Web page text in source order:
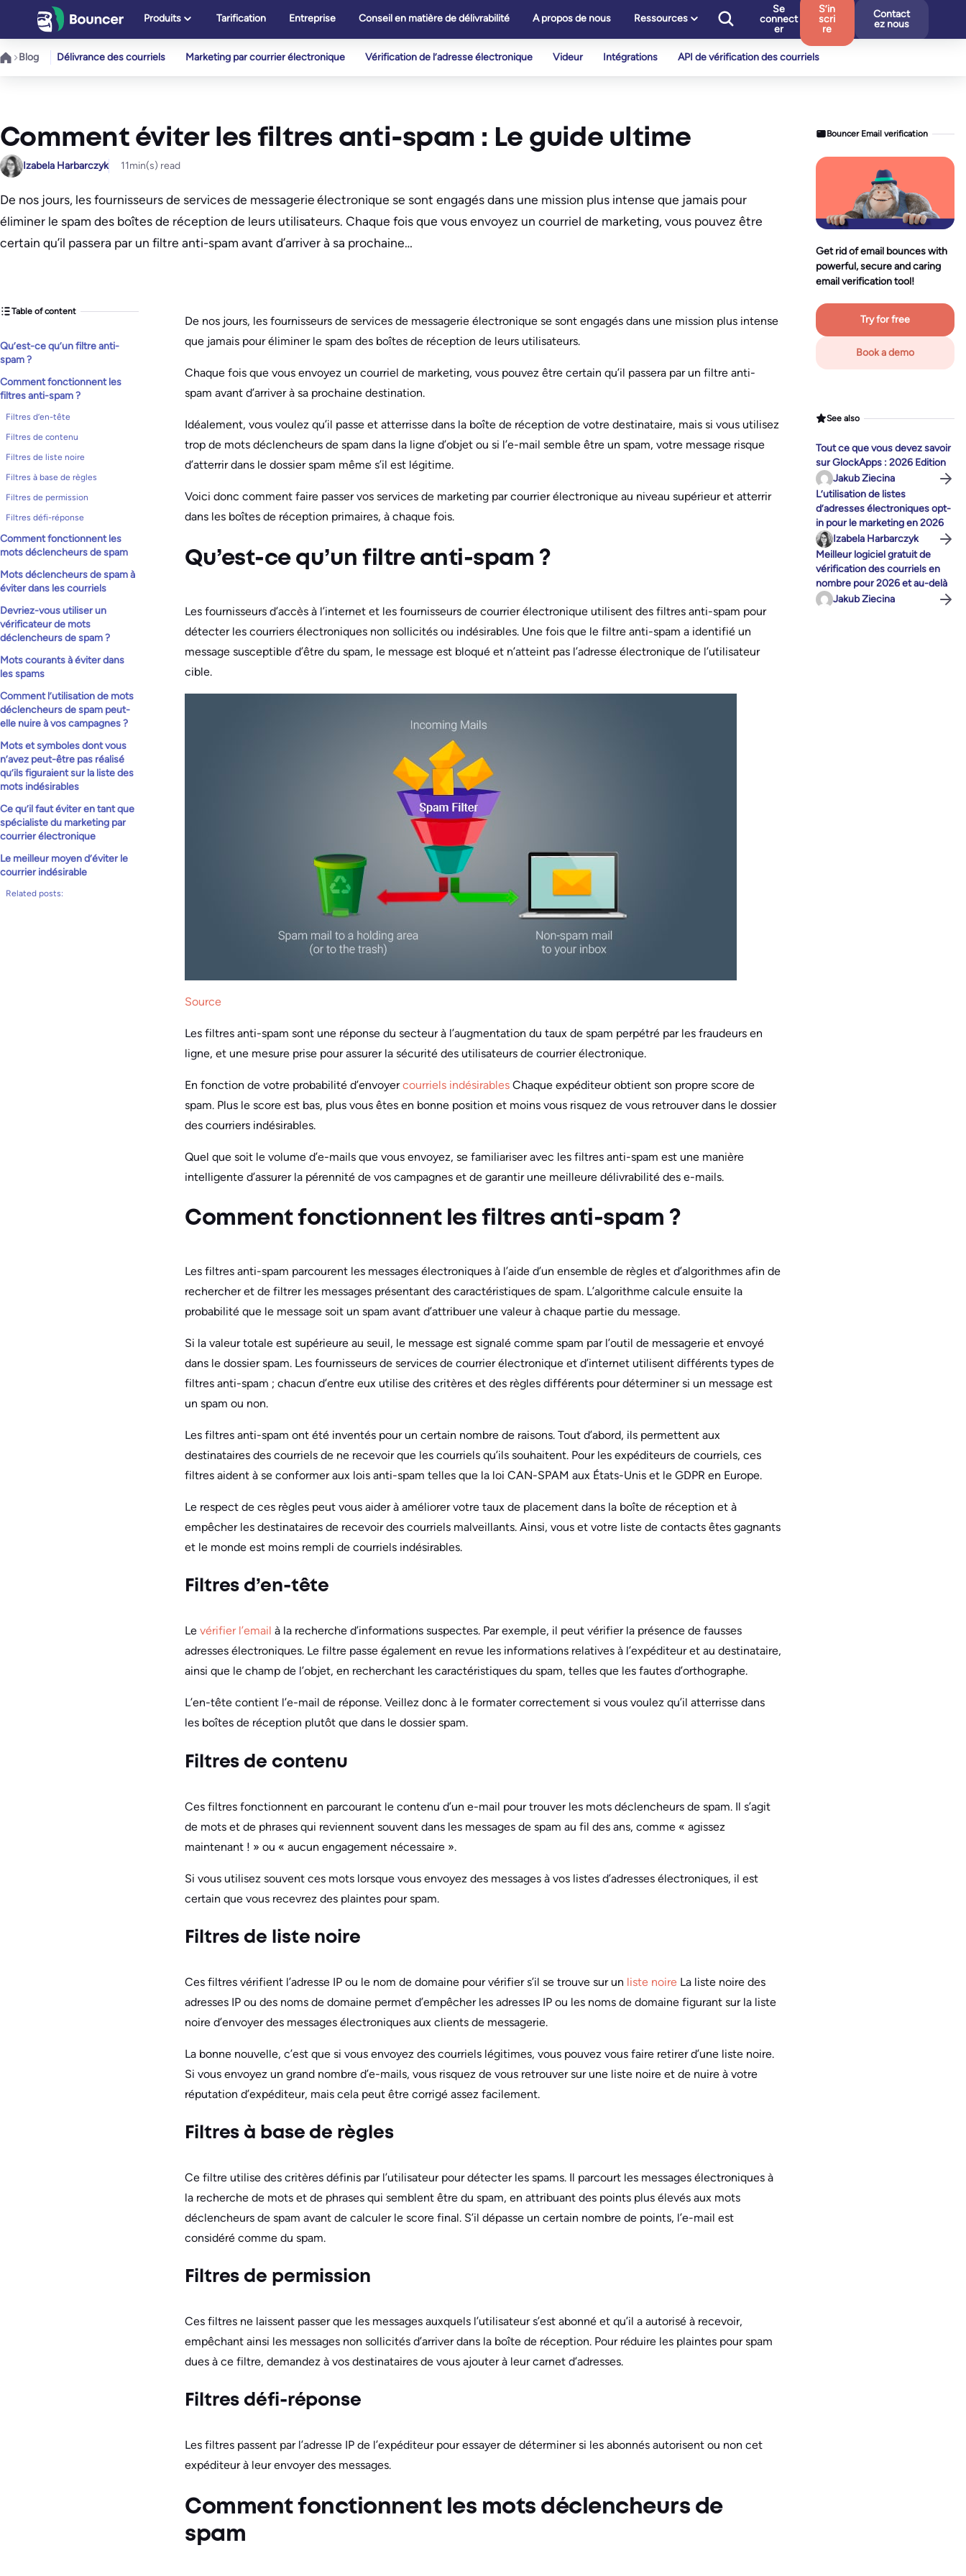
contenu
Produits Tarification Entreprise Conseil en matière de délivrabilité A propos de nous Ressources
Se
connect
er
S’in
scri
re
Contact
ez nous
Blog Délivrance des courriels Marketing par courrier électronique Vérification de l’adresse électronique Videur Intégrations API de vérification des courriels
Comment éviter les filtres anti-spam : Le guide ultime
Izabela Harbarczyk 11min(s) read
De nos jours, les fournisseurs de services de messagerie électronique se sont engagés dans une mission plus intense que jamais pour
éliminer le spam des boîtes de réception de leurs utilisateurs. Chaque fois que vous envoyez un courriel de marketing, vous pouvez être
certain qu’il passera par un filtre anti-spam avant d’arriver à sa prochaine…
Table of content
Qu’est-ce qu’un filtre anti-
spam ?
Comment fonctionnent les
filtres anti-spam ?
Filtres d’en-tête
Filtres de contenu
Filtres de liste noire
Filtres à base de règles
Filtres de permission
Filtres défi-réponse
Comment fonctionnent les
mots déclencheurs de spam
Mots déclencheurs de spam à
éviter dans les courriels
Devriez-vous utiliser un
vérificateur de mots
déclencheurs de spam ?
Mots courants à éviter dans
les spams
Comment l’utilisation de mots
déclencheurs de spam peut-
elle nuire à vos campagnes ?
Mots et symboles dont vous
n’avez peut-être pas réalisé
qu’ils figuraient sur la liste des
mots indésirables
Ce qu’il faut éviter en tant que
spécialiste du marketing par
courrier électronique
Le meilleur moyen d’éviter le
courrier indésirable
Related posts:
De nos jours, les fournisseurs de services de messagerie électronique se sont engagés dans une mission plus intense
que jamais pour éliminer le spam des boîtes de réception de leurs utilisateurs.
Chaque fois que vous envoyez un courriel de marketing, vous pouvez être certain qu’il passera par un filtre anti-
spam avant d’arriver à sa prochaine destination.
Idéalement, vous voulez qu’il passe et atterrisse dans la boîte de réception de votre destinataire, mais si vous utilisez
trop de mots déclencheurs de spam dans la ligne d’objet ou si l’e-mail semble être un spam, votre message risque
d’atterrir dans le dossier spam même s’il est légitime.
Voici donc comment faire passer vos services de marketing par courrier électronique au niveau supérieur et atterrir
dans les boîtes de réception primaires, à chaque fois.
Qu’est-ce qu’un filtre anti-spam ?
Les fournisseurs d’accès à l’internet et les fournisseurs de courrier électronique utilisent des filtres anti-spam pour
détecter les courriers électroniques non sollicités ou indésirables. Une fois que le filtre anti-spam a identifié un
message susceptible d’être du spam, le message est bloqué et n’atteint pas l’adresse électronique de l’utilisateur
cible.
Source
Les filtres anti-spam sont une réponse du secteur à l’augmentation du taux de spam perpétré par les fraudeurs en
ligne, et une mesure prise pour assurer la sécurité des utilisateurs de courrier électronique.
En fonction de votre probabilité d’envoyercourriels indésirables Chaque expéditeur obtient son propre score de
spam. Plus le score est bas, plus vous êtes en bonne position et moins vous risquez de vous retrouver dans le dossier
des courriers indésirables.
Quel que soit le volume d’e-mails que vous envoyez, se familiariser avec les filtres anti-spam est une manière
intelligente d’assurer la pérennité de vos campagnes et de garantir une meilleure délivrabilité des e-mails.
Comment fonctionnent les filtres anti-spam ?
Les filtres anti-spam parcourent les messages électroniques à l’aide d’un ensemble de règles et d’algorithmes afin de
rechercher et de filtrer les messages présentant des caractéristiques de spam. L’algorithme calcule ensuite la
probabilité que le message soit un spam avant d’attribuer une valeur à chaque partie du message.
Si la valeur totale est supérieure au seuil, le message est signalé comme spam par l’outil de messagerie et envoyé
dans le dossier spam. Les fournisseurs de services de courrier électronique et d’internet utilisent différents types de
filtres anti-spam ; chacun d’entre eux utilise des critères et des règles différents pour déterminer si un message est
un spam ou non.
Les filtres anti-spam ont été inventés pour un certain nombre de raisons. Tout d’abord, ils permettent aux
destinataires des courriels de ne recevoir que les courriels qu’ils souhaitent. Pour les expéditeurs de courriels, ces
filtres aident à se conformer aux lois anti-spam telles que la loi CAN-SPAM aux États-Unis et le GDPR en Europe.
Le respect de ces règles peut vous aider à améliorer votre taux de placement dans la boîte de réception et à
empêcher les destinataires de recevoir des courriels malveillants. Ainsi, vous et votre liste de contacts êtes gagnants
et le monde est moins rempli de courriels indésirables.
Filtres d’en-tête
Le vérifier l’email à la recherche d’informations suspectes. Par exemple, il peut vérifier la présence de fausses
adresses électroniques. Le filtre passe également en revue les informations relatives à l’expéditeur et au destinataire,
ainsi que le champ de l’objet, en recherchant les caractéristiques du spam, telles que les fautes d’orthographe.
L’en-tête contient l’e-mail de réponse. Veillez donc à le formater correctement si vous voulez qu’il atterrisse dans
les boîtes de réception plutôt que dans le dossier spam.
Filtres de contenu
Ces filtres fonctionnent en parcourant le contenu d’un e-mail pour trouver les mots déclencheurs de spam. Il s’agit
de mots et de phrases qui reviennent souvent dans les messages de spam au fil des ans, comme « agissez
maintenant ! » ou « aucun engagement nécessaire ».
Si vous utilisez souvent ces mots lorsque vous envoyez des messages à vos listes d’adresses électroniques, il est
certain que vous recevrez des plaintes pour spam.
Filtres de liste noire
Ces filtres vérifient l’adresse IP ou le nom de domaine pour vérifier s’il se trouve sur un liste noire La liste noire des
adresses IP ou des noms de domaine permet d’empêcher les adresses IP ou les noms de domaine figurant sur la liste
noire d’envoyer des messages électroniques aux clients de messagerie.
La bonne nouvelle, c’est que si vous envoyez des courriels légitimes, vous pouvez vous faire retirer d’une liste noire.
Si vous envoyez un grand nombre d’e-mails, vous risquez de vous retrouver sur une liste noire et de nuire à votre
réputation d’expéditeur, mais cela peut être corrigé assez facilement.
Filtres à base de règles
Ce filtre utilise des critères définis par l’utilisateur pour détecter les spams. Il parcourt les messages électroniques à
la recherche de mots et de phrases qui semblent être du spam, en attribuant des points plus élevés aux mots
déclencheurs de spam avant de calculer le score final. S’il dépasse un certain nombre de points, l’e-mail est
considéré comme du spam.
Filtres de permission
Ces filtres ne laissent passer que les messages auxquels l’utilisateur s’est abonné et qu’il a autorisé à recevoir,
empêchant ainsi les messages non sollicités d’arriver dans la boîte de réception. Pour réduire les plaintes pour spam
dues à ce filtre, demandez à vos destinataires de vous ajouter à leur carnet d’adresses.
Filtres défi-réponse
Les filtres passent par l’adresse IP de l’expéditeur pour essayer de déterminer si les abonnés autorisent ou non cet
expéditeur à leur envoyer des messages.
Comment fonctionnent les mots déclencheurs de
spam
Bouncer Email verification
Get rid of email bounces with
powerful, secure and caring
email verification tool!
Try for free
Book a demo
See also
Tout ce que vous devez savoir
sur GlockApps : 2026 Edition
Jakub Ziecina
L’utilisation de listes
d’adresses électroniques opt-
in pour le marketing en 2026
Izabela Harbarczyk
Meilleur logiciel gratuit de
vérification des courriels en
nombre pour 2026 et au-delà
Jakub Ziecina